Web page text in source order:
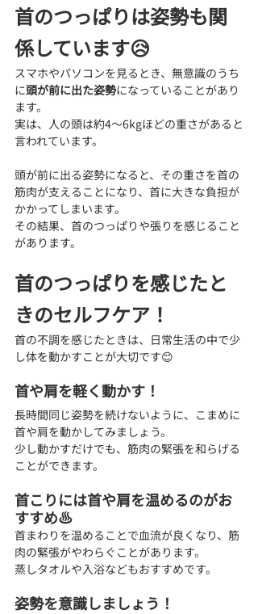
首のつっぱりは姿勢も関
係しています😥
スマホやパソコンを見るとき、無意識のうち
に頭が前に出た姿勢になっていることがあり
ます。
実は、人の頭は約4〜6kgほどの重さがあると
言われています。
頭が前に出る姿勢になると、その重さを首の
筋肉が支えることになり、首に大きな負担が
かかってしまいます。
その結果、首のつっぱりや張りを感じること
があります。
首のつっぱりを感じたと
きのセルフケア！
首の不調を感じたときは、日常生活の中で少
し体を動かすことが大切です😊
首や肩を軽く動かす！
長時間同じ姿勢を続けないように、こまめに
首や肩を動かしてみましょう。
少し動かすだけでも、筋肉の緊張を和らげる
ことができます。
首こりには首や肩を温めるのがお
すすめ♨️
首まわりを温めることで血流が良くなり、筋
肉の緊張がやわらぐことがあります。
蒸しタオルや入浴などもおすすめです。
姿勢を意識しましょう！